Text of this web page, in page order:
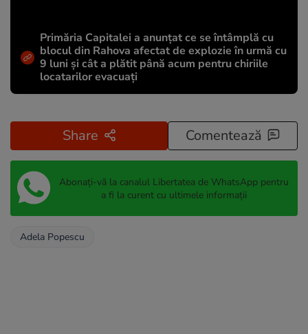
Primăria Capitalei a anunțat ce se întâmplă cu
blocul din Rahova afectat de explozie în urmă cu
9 luni și cât a plătit până acum pentru chiriile
locatarilor evacuați
Share Comentează
Abonați-vă la canalul Libertatea de WhatsApp pentru
a fi la curent cu ultimele informații
Adela Popescu